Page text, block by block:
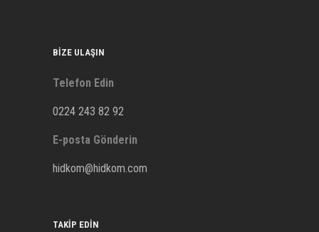
BIZE ULAŞIN
Telefon Edin
0224 243 82 92
E-posta Gönderin
hidkom@hidkom.com
TAKIP EDIN